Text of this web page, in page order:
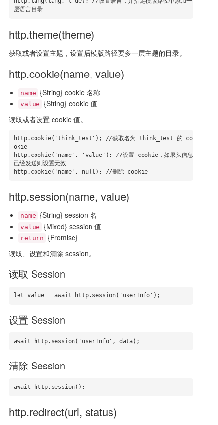
层语言目录
http.theme(theme)
获取或者设置主题，设置后模版路径要多一层主题的目录。
http.cookie(name, value)
name {String} cookie 名称
value {String} cookie 值
读取或者设置 cookie 值。
http.cookie('think_test'); //获取名为 think_test 的 co
okie
http.cookie('name', 'value'); //设置 cookie，如果头信息
已经发送则设置无效
http.cookie('name', null); //删除 cookie
http.session(name, value)
name {String} session 名
value {Mixed} session 值
return {Promise}
读取、设置和清除 session。
读取 Session
let value = await http.session('userInfo');
设置 Session
await http.session('userInfo', data);
清除 Session
await http.session();
http.redirect(url, status)